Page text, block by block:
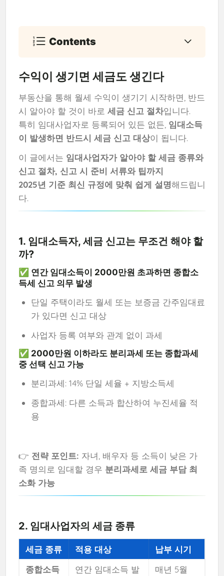
Contents
수익이 생기면 세금도 생긴다
부동산을 통해 월세 수익이 생기기 시작하면, 반드
시 알아야 할 것이 바로 세금 신고 절차입니다.
특히 임대사업자로 등록되어 있든 없든, 임대소득
이 발생하면 반드시 세금 신고 대상이 됩니다.
이 글에서는 임대사업자가 알아야 할 세금 종류와
신고 절차, 신고 시 준비 서류와 팁까지
2025년 기준 최신 규정에 맞춰 쉽게 설명해드립니
다.
1. 임대소득자, 세금 신고는 무조건 해야 할
까?
✅ 연간 임대소득이 2000만원 초과하면 종합소
득세 신고 의무발생
단일 주택이라도 월세 또는 보증금 간주임대료
가 있다면 신고 대상
사업자 등록 여부와 관계 없이 과세
✅ 2000만원 이하라도 분리과세 또는 종합과세
중 선택 신고 가능
분리과세: 14% 단일 세율 + 지방소득세
종합과세: 다른 소득과 합산하여 누진세율 적
용
👉 전략 포인트: 자녀, 배우자 등 소득이 낮은 가
족 명의로 임대할 경우 분리과세로 세금 부담 최
소화 가능
2. 임대사업자의 세금 종류
세금 종류 적용 대상
납부 시기
종합소득
연간 임대소득 발
매년 5월